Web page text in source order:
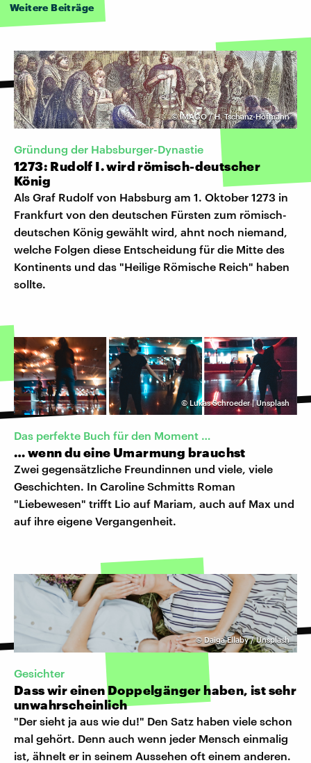
Weitere Beiträge
©IMAGO / H. Tschanz-Hofmann
Gründung der Habsburger-Dynastie
1273: Rudolf I. wird römisch-deutscher
König
Als Graf Rudolf von Habsburg am 1. Oktober 1273 in
Frankfurt von den deutschen Fürsten zum römisch-
deutschen König gewählt wird, ahnt noch niemand,
welche Folgen diese Entscheidung für die Mitte des
Kontinents und das "Heilige Römische Reich" haben
sollte.
© Lukas Schroeder | Unsplash
Das perfekte Buch für den Moment …
… wenn du eine Umarmung brauchst
Zwei gegensätzliche Freundinnen und viele, viele
Geschichten. In Caroline Schmitts Roman
"Liebewesen" trifft Lio auf Mariam, auch auf Max und
auf ihre eigene Vergangenheit.
© Daiga Ellaby / Unsplash
Gesichter
Dass wir einen Doppelgänger haben, ist sehr
unwahrscheinlich
"Der sieht ja aus wie du!" Den Satz haben viele schon
mal gehört. Denn auch wenn jeder Mensch einmalig
ist, ähnelt er in seinem Aussehen oft einem anderen.